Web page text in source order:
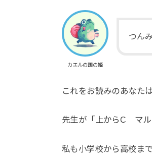
カエルの国の姫
つん
これをお読みのあなた
先生が「上からC マ
私も小学校から高校ま